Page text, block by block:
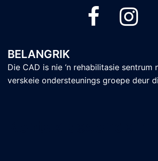
BELANGRIK
Die CAD is nie ‘n rehabilitasie sentrum
verskeie ondersteunings groepe deur